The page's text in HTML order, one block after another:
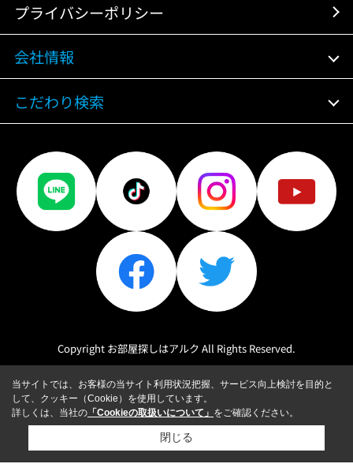
プライバシーポリシー
会社情報
こだわり検索
Copyright お部屋探しはアルク All Rights Reserved.
当サイトでは、お客様の当サイト利用状況把握、サービス向上検討を目的と
して、クッキー（Cookie）を使用しています。
詳しくは、当社の 「Cookieの取扱いについて」 をご確認ください。
閉じる